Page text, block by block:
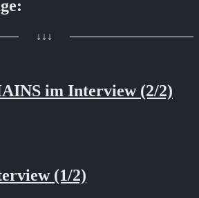
↓↓↓
im Interview (2/2)
(1/2)